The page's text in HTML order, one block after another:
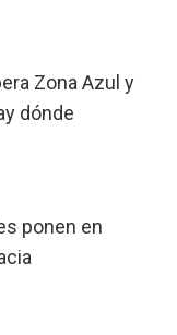
Zona Azul y
dónde
ponen en